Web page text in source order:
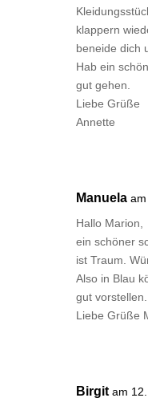
klappern
beneide dich
Hab ein
gut gehen.
Liebe Grüße
Annette
Manuela
Hallo Marion,
ein schöner
ist Traum.
Also in Blau
gut vorstellen.
Liebe Grüße
Birgit am